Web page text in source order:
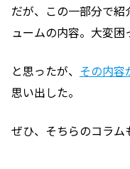
だが、この一部分で
ュームの内容。大変困
と思ったが、 その内容
思い出した。
ぜひ、そちらのコラム